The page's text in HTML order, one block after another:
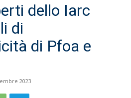
dello Iarc
di
di Pfoa e
2023